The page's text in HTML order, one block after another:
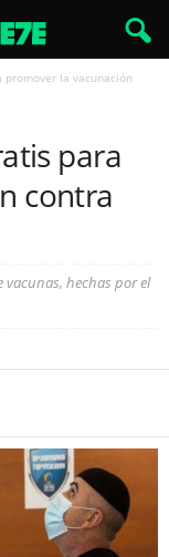
la vacunación
para
contra
vacunas, hechas por el